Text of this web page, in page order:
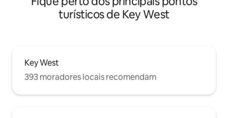
turísticos de Key West
Key West
393 moradores locais recomendam